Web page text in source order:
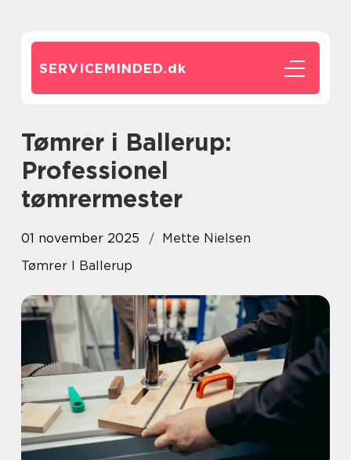
SERVICEMINDED.dk
Tømrer i Ballerup:
Professionel
tømrermester
01 november 2025
Mette Nielsen
Tømrer I Ballerup